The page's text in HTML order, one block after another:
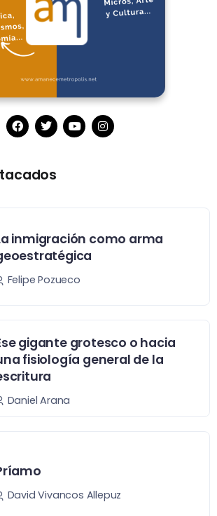
inmigración como arma
Felipe Pozueco
gigante grotesco o hacia
fisiología general de la
Daniel Arana
David Vivancos Allepuz